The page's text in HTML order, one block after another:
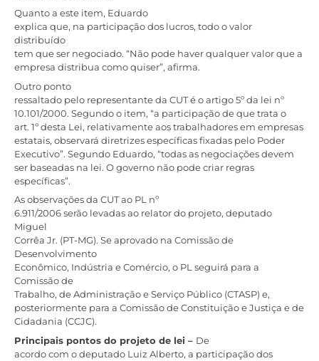
Quanto a este item, Eduardo
explica que, na participação dos lucros, todo o valor
distribuído
tem que ser negociado. “Não pode haver qualquer valor que a
empresa distribua como quiser”, afirma.
Outro ponto
ressaltado pelo representante da CUT é o artigo 5º da lei nº
10.101/2000. Segundo o item, “a participação de que trata o
art. 1º desta Lei, relativamente aos trabalhadores em empresas
estatais, observará diretrizes específicas fixadas pelo Poder
Executivo”. Segundo Eduardo, “todas as negociações devem
ser baseadas na lei. O governo não pode criar regras
específicas”.
As observações da CUT ao PL nº
6.911/2006 serão levadas ao relator do projeto, deputado
Miguel
Corrêa Jr. (PT-MG). Se aprovado na Comissão de
Desenvolvimento
Econômico, Indústria e Comércio, o PL seguirá para a
Comissão de
Trabalho, de Administração e Serviço Público (CTASP) e,
posteriormente para a Comissão de Constituição e Justiça e de
Cidadania (CCJC).
Principais pontos do projeto de lei – De
acordo com o deputado Luiz Alberto, a participação dos